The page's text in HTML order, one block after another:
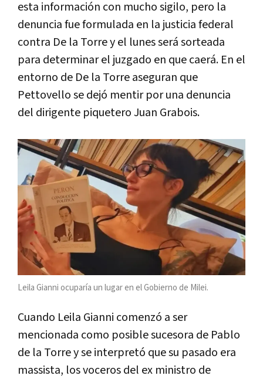
esta información con mucho sigilo, pero la
denuncia fue formulada en la justicia federal
contra De la Torre y el lunes será sorteada
para determinar el juzgado en que caerá. En el
entorno de De la Torre aseguran que
Pettovello se dejó mentir por una denuncia
del dirigente piquetero Juan Grabois.
Leila Gianni ocuparía un lugar en el Gobierno de Milei.
Cuando Leila Gianni comenzó a ser
mencionada como posible sucesora de Pablo
de la Torre y se interpretó que su pasado era
massista, los voceros del ex ministro de